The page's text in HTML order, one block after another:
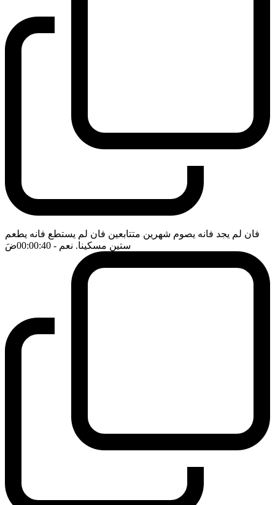
فان لم يجد فانه يصوم شهرين متتابعين فان لم يستطع فانه يطعم
ستين مسكينا. نعم - 00:00:40 ضَ